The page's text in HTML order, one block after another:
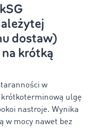
dostaw)
krótką
w
krótkoterminową ulgę
nastroje. Wynika
w mocy nawet bez